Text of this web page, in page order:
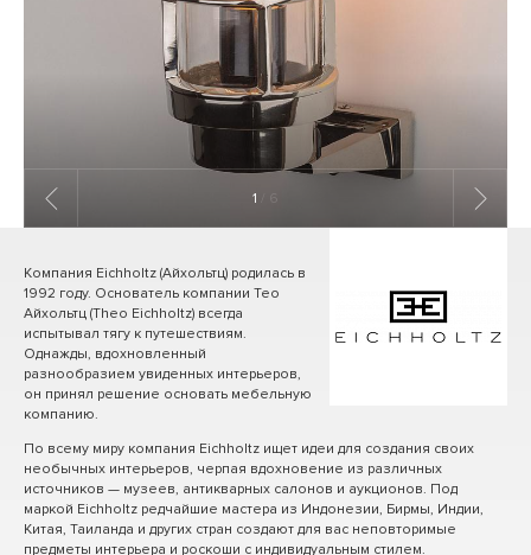
1 / 6
Компания Eichholtz (Айхольтц) родилась в
1992 году. Основатель компании Тео
Айхольтц (Theo Eichholtz) всегда
испытывал тягу к путешествиям.
Однажды, вдохновленный
разнообразием увиденных интерьеров,
он принял решение основать мебельную
компанию.
По всему миру компания Eichholtz ищет идеи для создания своих
необычных интерьеров, черпая вдохновение из различных
источников — музеев, антикварных салонов и аукционов. Под
маркой Eichholtz редчайшие мастера из Индонезии, Бирмы, Индии,
Китая, Таиланда и других стран создают для вас неповторимые
предметы интерьера и роскоши с индивидуальным стилем.